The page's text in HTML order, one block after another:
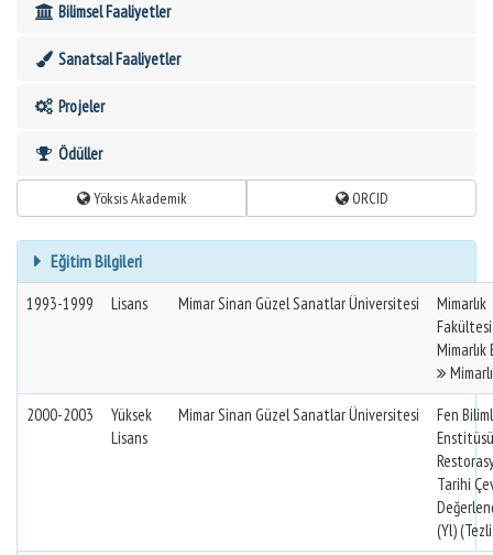
Bilimsel Faaliyetler
Sanatsal Faaliyetler
Projeler
Ödüller
Yöksis Akademik ORCID
Eğitim Bilgileri
1993-1999 Lisans Mimar Sinan Güzel Sanatlar Üniversitesi
Mimarlık
Mimarlık
2000-2003
Yüksek
Lisans
Mimar Sinan Güzel Sanatlar Üniversitesi
Fen
Tarihi
(Yl)